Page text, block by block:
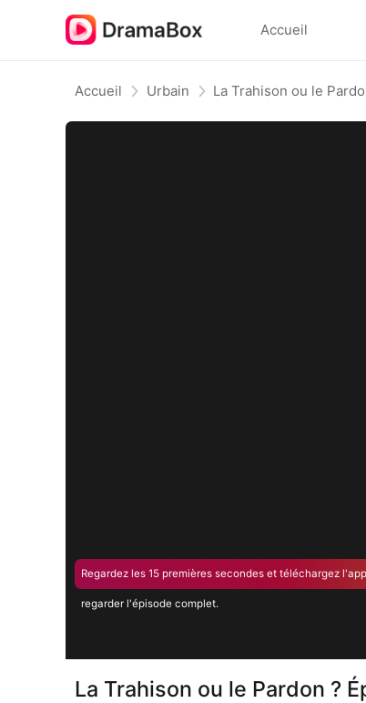
Accueil
Accueil Urbain La Trahison ou le
Regardez les 15 premières secondes et téléchargez
regarder l'épisode complet.
La Trahison ou le Pardon ?